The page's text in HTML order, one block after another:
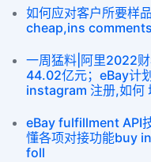
如何应对客户所要样
cheap,ins
一周猛料|阿里2022
44.02亿元；eBay计
instagram 注册,如何
eBay fulfillment API
懂各项对接功能buy
foll